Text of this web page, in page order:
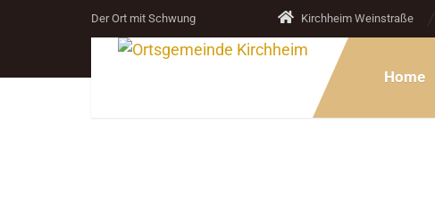
Der Ort mit Schwung Kirchheim Weinstraße
Home